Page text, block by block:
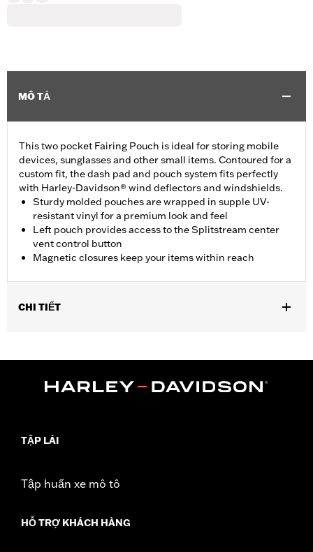
MÔ TẢ
This two pocket Fairing Pouch is ideal for storing mobile
devices, sunglasses and other small items. Contoured for a
custom fit, the dash pad and pouch system fits perfectly
with Harley-Davidson® wind deflectors and windshields.
Sturdy molded pouches are wrapped in supple UV-
resistant vinyl for a premium look and feel
Left pouch provides access to the Splitstream center
vent control button
Magnetic closures keep your items within reach
CHI TIẾT
FLTRXSE, '24-later FLTRX and FLTRXSTSE models.
Installation Instructions
Material Height UOM:
Material Length UOM:Inches
In the Box:
Fairing pouch only
Material Width UOM:
TẬP LÁI
Tập huấn xe mô tô
HỖ TRỢ KHÁCH HÀNG